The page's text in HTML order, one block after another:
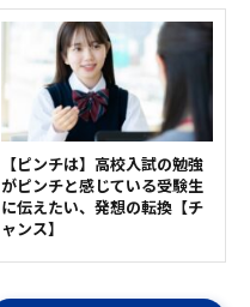
【ピンチは】高校入試の勉強
がピンチと感じている受験生
に伝えたい、発想の転換【チ
ャンス】